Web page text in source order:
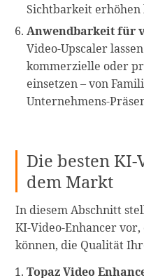
Sichtbarkeit erhöhen
Anwendbarkeit für
Video-Upscaler
kommerzielle oder
einsetzen – von
Unternehmens-
Die besten
dem Markt
In diesem Abschnitt
KI-Video-Enhancer
können, die Qualität
Topaz Video